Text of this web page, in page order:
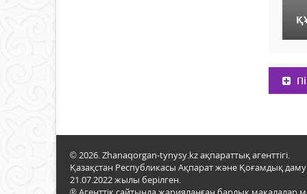
© 2026. Zhanaqorgan-tynysy.kz ақпараттық агенттігі.
Қазақстан Республикасы Ақпарат және Қоғамдық даму
21.07.2022 жылы берілген.